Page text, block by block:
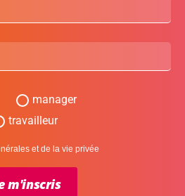
manager
travailleur
et de la vie privée
m'inscris